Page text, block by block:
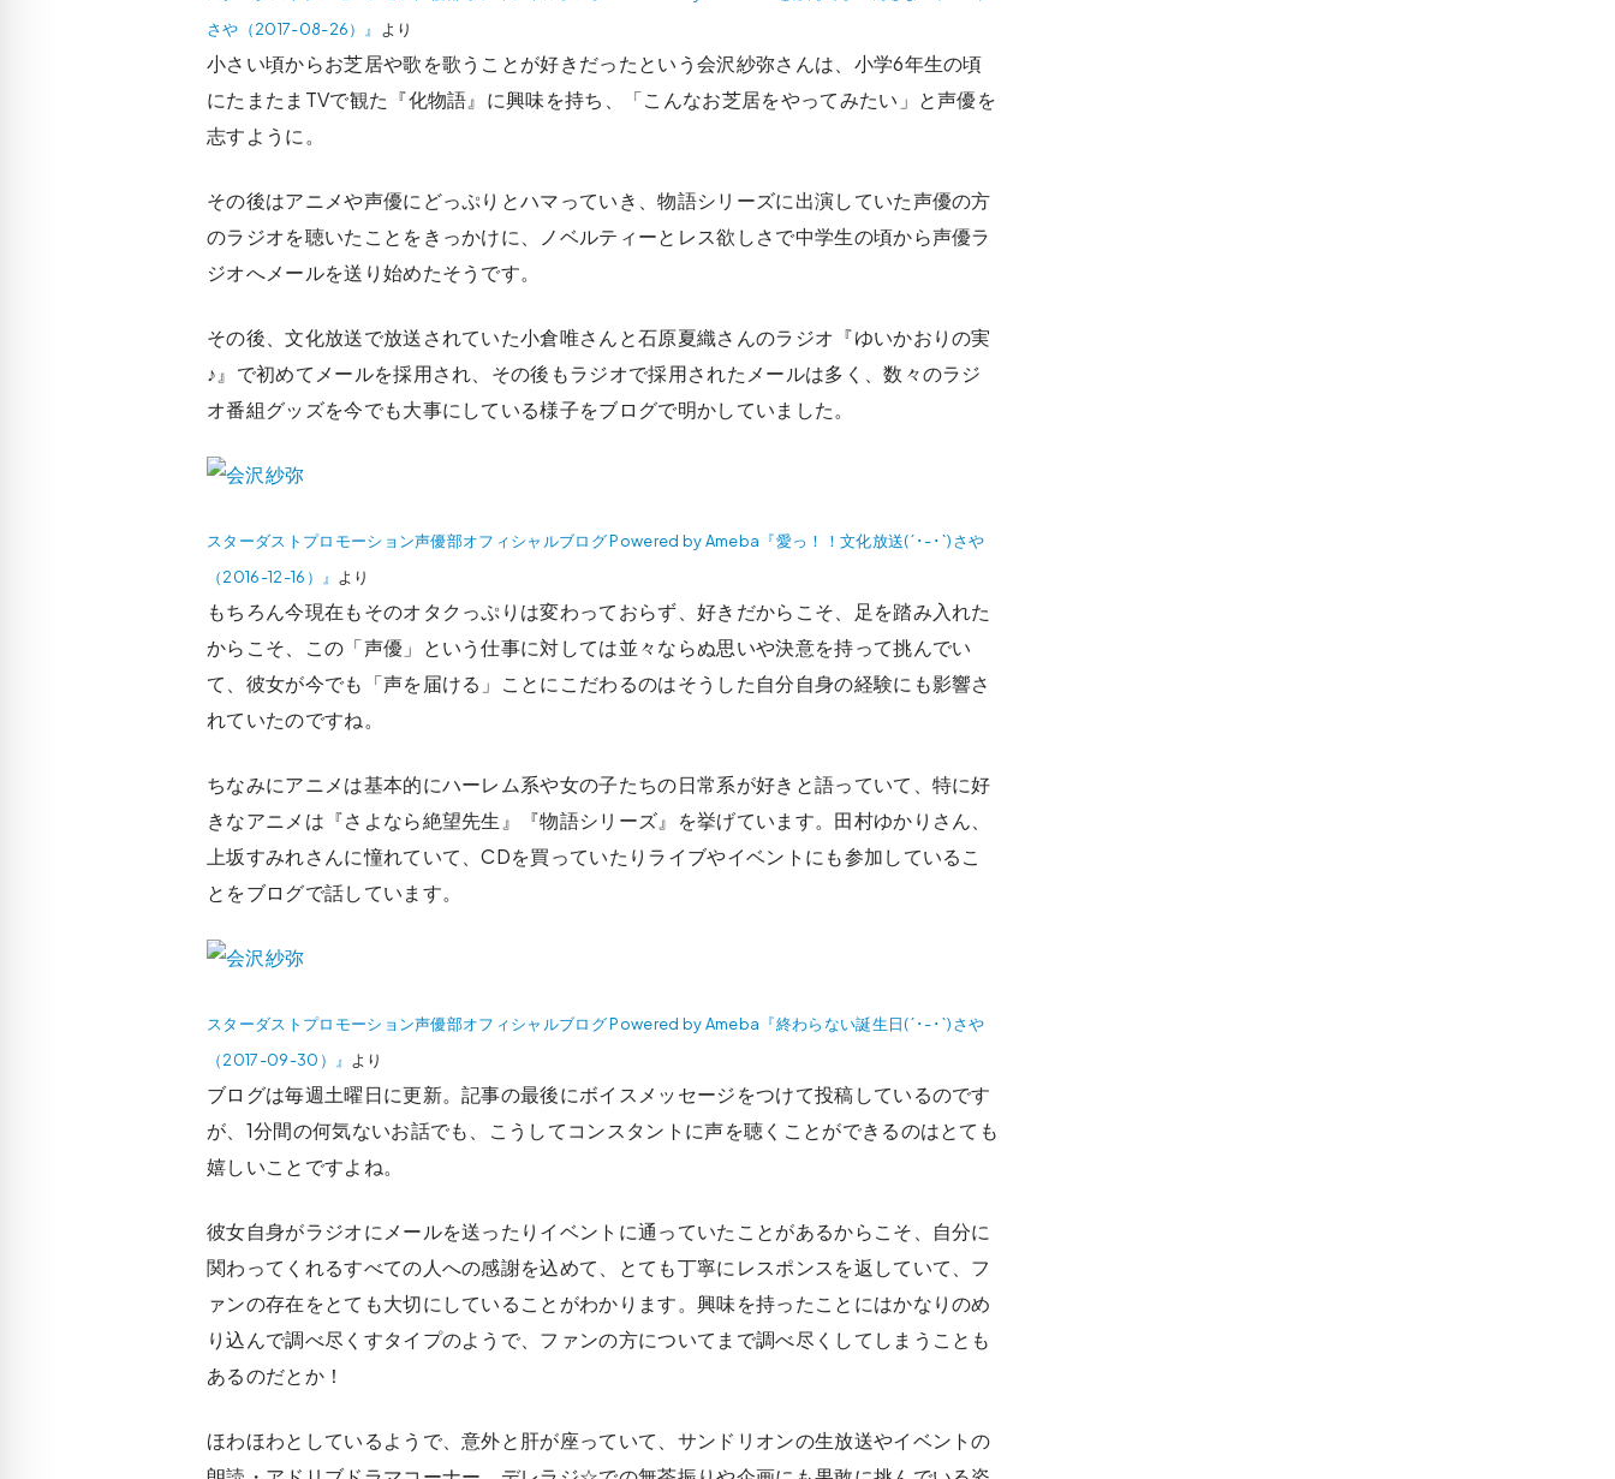
さや（2017-08-26）』
より
小さい頃からお芝居や歌を歌うことが好きだったという会沢紗弥さんは、小学6年生の頃
にたまたまTVで観た『化物語』に興味を持ち、「こんなお芝居をやってみたい」と声優を
志すように。
その後はアニメや声優にどっぷりとハマっていき、物語シリーズに出演していた声優の方
のラジオを聴いたことをきっかけに、ノベルティーとレス欲しさで中学生の頃から声優ラ
ジオへメールを送り始めたそうです。
その後、文化放送で放送されていた小倉唯さんと石原夏織さんのラジオ『ゆいかおりの実
♪』で初めてメールを採用され、その後もラジオで採用されたメールは多く、数々のラジ
オ番組グッズを今でも大事にしている様子をブログで明かしていました。
スターダストプロモーション声優部オフィシャルブログ Powered by Ameba『愛っ！！文化放送(´･-･`)さや
（2016-12-16）』
より
もちろん今現在もそのオタクっぷりは変わっておらず、好きだからこそ、足を踏み入れた
からこそ、この「声優」という仕事に対しては並々ならぬ思いや決意を持って挑んでい
て、彼女が今でも「声を届ける」ことにこだわるのはそうした自分自身の経験にも影響さ
れていたのですね。
ちなみにアニメは基本的にハーレム系や女の子たちの日常系が好きと語っていて、特に好
きなアニメは『さよなら絶望先生』『物語シリーズ』を挙げています。田村ゆかりさん、
上坂すみれさんに憧れていて、CDを買っていたりライブやイベントにも参加しているこ
とをブログで話しています。
スターダストプロモーション声優部オフィシャルブログ Powered by Ameba『終わらない誕生日(´･-･`)さや
（2017-09-30）』
より
ブログは毎週土曜日に更新。記事の最後にボイスメッセージをつけて投稿しているのです
が、1分間の何気ないお話でも、こうしてコンスタントに声を聴くことができるのはとても
嬉しいことですよね。
彼女自身がラジオにメールを送ったりイベントに通っていたことがあるからこそ、自分に
関わってくれるすべての人への感謝を込めて、とても丁寧にレスポンスを返していて、フ
ァンの存在をとても大切にしていることがわかります。興味を持ったことにはかなりのめ
り込んで調べ尽くすタイプのようで、ファンの方についてまで調べ尽くしてしまうことも
あるのだとか！
ほわほわとしているようで、意外と肝が座っていて、サンドリオンの生放送やイベントの